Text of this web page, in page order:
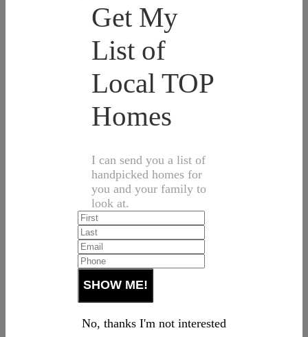
Get My
List of
Local TOP
Homes
I can send you a list of
handpicked homes for
you and your family to
look at.
No, thanks I'm not interested